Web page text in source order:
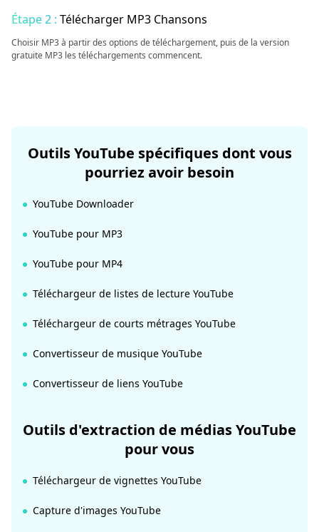
Étape 2 : Télécharger MP3 Chansons
Choisir MP3 à partir des options de téléchargement, puis de la version
gratuite MP3 les téléchargements commencent.
Outils YouTube spécifiques dont vous
pourriez avoir besoin
YouTube Downloader
YouTube pour MP3
YouTube pour MP4
Téléchargeur de listes de lecture YouTube
Téléchargeur de courts métrages YouTube
Convertisseur de musique YouTube
Convertisseur de liens YouTube
Outils d'extraction de médias YouTube
pour vous
Téléchargeur de vignettes YouTube
Capture d'images YouTube